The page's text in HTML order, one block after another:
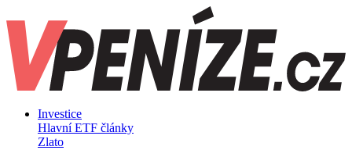
Investice
Hlavní ETF články
Zlato